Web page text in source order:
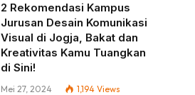
2 Rekomendasi Kampus
Jurusan Desain Komunikasi
Visual di Jogja, Bakat dan
Kreativitas Kamu Tuangkan
di Sini!
Mei 27, 2024 1,194 Views